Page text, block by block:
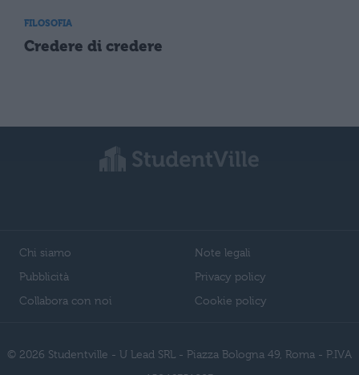
FILOSOFIA
Credere di credere
Chi siamo
Pubblicità
Collabora con noi
Note legali
Privacy policy
Cookie policy
© 2026 Studentville - U Lead SRL - Piazza Bologna 49, Roma - P.IVA